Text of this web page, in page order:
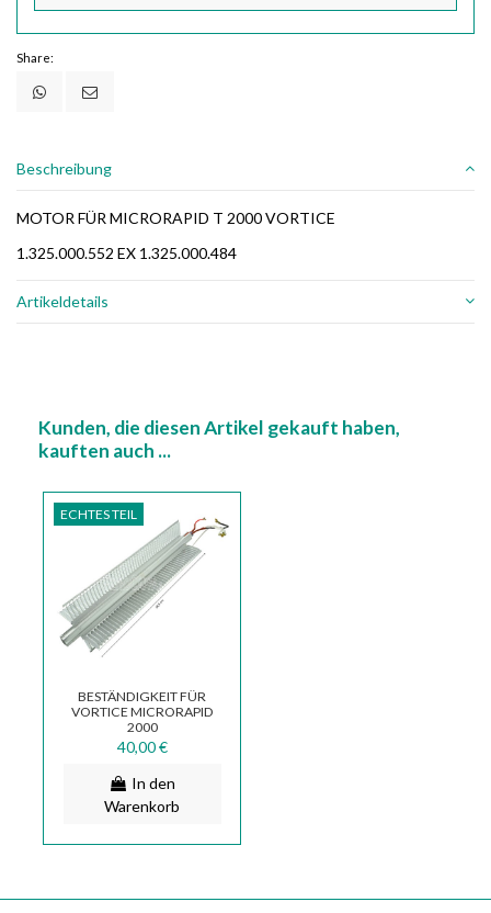
Share:
Beschreibung
MOTOR FÜR MICRORAPID T 2000 VORTICE
1.325.000.552 EX 1.325.000.484
Artikeldetails
Kunden, die diesen Artikel gekauft haben,
kauften auch ...
ECHTES TEIL
BESTÄNDIGKEIT FÜR
VORTICE MICRORAPID
2000
THERMOVENTILATOR
70681 1.310.000.053
40,00 €
In den
Warenkorb